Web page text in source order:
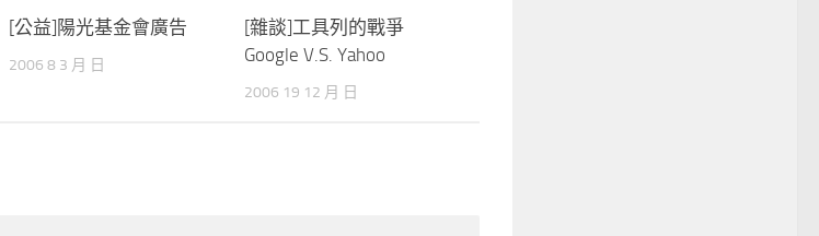
[公益]陽光基金會廣告
2006 8 3 月 日
[雜談]工具列的戰爭
Google V.S. Yahoo
2006 19 12 月 日